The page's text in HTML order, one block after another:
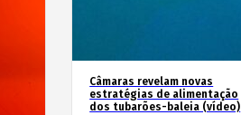
Câmaras revelam novas
estratégias de alimentação
dos tubarões-baleia (vídeo)